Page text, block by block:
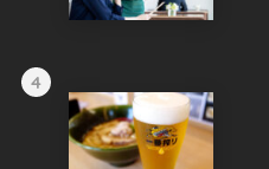
4